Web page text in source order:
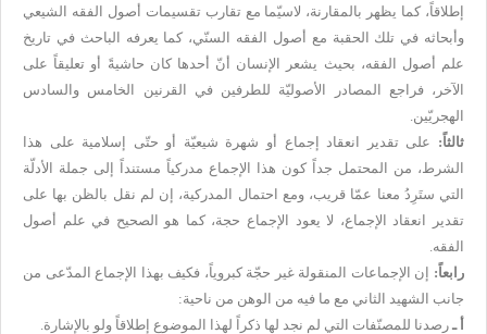
إطلاقاً، كما يظهر بالمقارنة، لاسيّما مع تقارب تقسيمات أصول الفقه الشيعي
وأبحاثه في تلك الحقبة مع أصول الفقه السنّي، كما يعرفه الباحث في تاريخ
علم أصول الفقه، بحيث يشعر الإنسان أنّ أحدها كان حاشيةً أو تعليقاً على
الآخر، فراجع المصادر الأصوليّة للطرفين في القرنين الخامس والسادس
الهجريّين.
ثالثاً: على تقدير انعقاد إجماع أو شهرة شيعيّة أو حتّى إسلامية على هذا
الشرط، من المحتمل جداً كون هذا الإجماع مدركياً مستنداً إلى جملة الأدلّة
التي ستَرِدُ معنا عمّا قريب، ومع احتمال المدركية، إن لم نقل بالظن بها على
تقدير انعقاد الإجماع، لا يعود الإجماع حجة، كما هو الصحيح في علم أصول
الفقه.
رابعاً: إن الإجماعات المنقولة غير حجّة كبروياً، فكيف بهذا الإجماع المدّعى من
جانب الشهيد الثاني مع ما فيه من الوهن من ناحية:
أ ـ رصدنا للمصنّفات التي لم نجد لها ذكراً لهذا الموضوع إطلاقاً ولو بالإشارة.